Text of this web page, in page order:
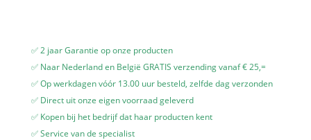
✅ 2 jaar Garantie op onze producten
✅ Naar Nederland en België GRATIS verzending vanaf € 25,=
✅ Op werkdagen vóór 13.00 uur besteld, zelfde dag verzonden
✅ Direct uit onze eigen voorraad geleverd
✅ Kopen bij het bedrijf dat haar producten kent
✅ Service van de specialist